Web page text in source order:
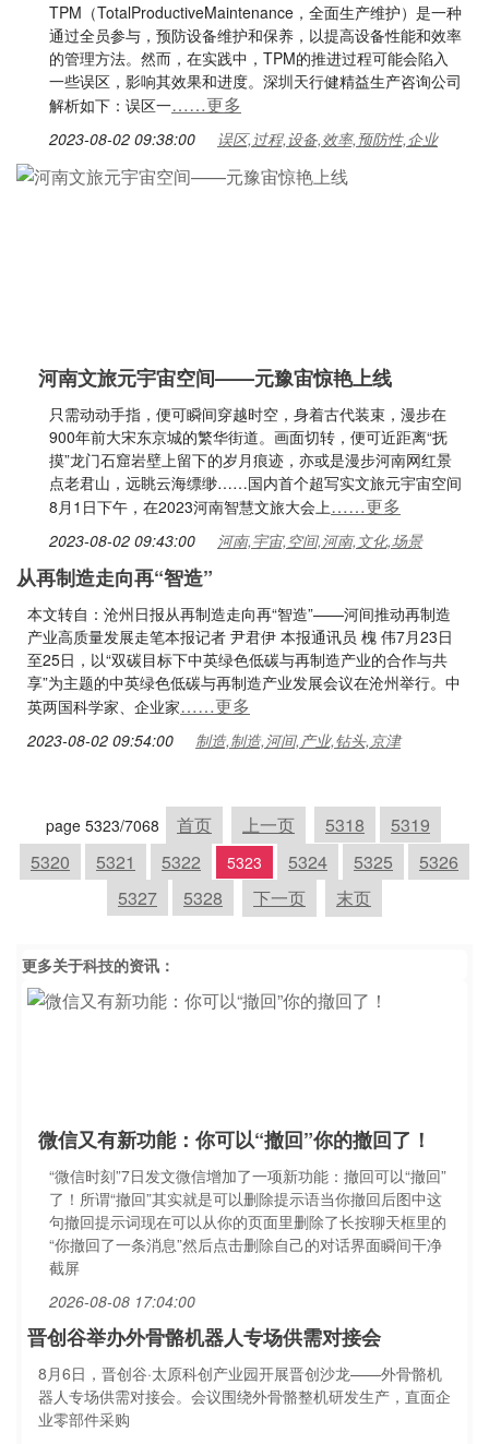
TPM（TotalProductiveMaintenance，全面生产维护）是一种
通过全员参与，预防设备维护和保养，以提高设备性能和效率
的管理方法。然而，在实践中，TPM的推进过程可能会陷入
一些误区，影响其效果和进度。深圳天行健精益生产咨询公司
解析如下：误区一……更多
2023-08-02 09:38:00 误区,过程,设备,效率,预防性,企业
河南文旅元宇宙空间——元豫宙惊艳上线
只需动动手指，便可瞬间穿越时空，身着古代装束，漫步在
900年前大宋东京城的繁华街道。画面切转，便可近距离“抚
摸”龙门石窟岩壁上留下的岁月痕迹，亦或是漫步河南网红景
点老君山，远眺云海缥缈……国内首个超写实文旅元宇宙空间
8月1日下午，在2023河南智慧文旅大会上……更多
2023-08-02 09:43:00 河南,宇宙,空间,河南,文化,场景
从再制造走向再“智造”
本文转自：沧州日报从再制造走向再“智造”——河间推动再制造
产业高质量发展走笔本报记者 尹君伊 本报通讯员 槐 伟7月23日
至25日，以“双碳目标下中英绿色低碳与再制造产业的合作与共
享”为主题的中英绿色低碳与再制造产业发展会议在沧州举行。中
英两国科学家、企业家……更多
2023-08-02 09:54:00 制造,制造,河间,产业,钻头,京津
page 5323/7068 首页 上一页 5318
5319
5320
5321 5322 5323 5324 5325
5326
5327
5328 下一页 末页
更多关于科技的资讯：
微信又有新功能：你可以“撤回”你的撤回了！
“微信时刻”7日发文微信增加了一项新功能：撤回可以“撤回”
了！所谓“撤回”其实就是可以删除提示语当你撤回后图中这
句撤回提示词现在可以从你的页面里删除了长按聊天框里的
“你撤回了一条消息”然后点击删除自己的对话界面瞬间干净
截屏
2026-08-08 17:04:00
晋创谷举办外骨骼机器人专场供需对接会
8月6日，晋创谷·太原科创产业园开展晋创沙龙——外骨骼机
器人专场供需对接会。会议围绕外骨骼整机研发生产，直面企
业零部件采购